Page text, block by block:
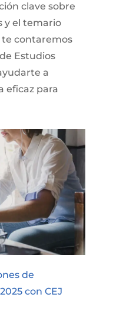
clave sobre
y el temario
te contaremos
Estudios
a
eficaz para
de
2025 con CEJ